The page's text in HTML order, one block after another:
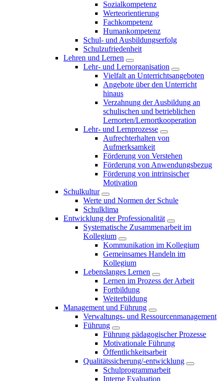
Sozialkompetenz
Werteorientierung
Fachkompetenz
Humankompetenz
Schul- und Ausbildungserfolg
Schulzufriedenheit
Lehren und Lernen
Lehr- und Lernorganisation
Vielfalt an Unterrichtsangeboten
Angebote über den Unterricht
hinaus
Verzahnung der Ausbildung an
schulischen und betrieblichen
Lernorten/Lernortkooperation
Lehr- und Lernprozesse
Aufrechterhalten von
Aufmerksamkeit
Förderung von Verstehen
Förderung von Anwendungsbezug
Förderung von intrinsischer
Motivation
Schulkultur
Werte und Normen der Schule
Schulklima
Entwicklung der Professionalität
Systematische Zusammenarbeit im
Kollegium
Kommunikation im Kollegium
Gemeinsames Handeln im
Kollegium
Lebenslanges Lernen
Lernen im Prozess der Arbeit
Fortbildung
Weiterbildung
Management und Führung
Verwaltungs- und Ressourcenmanagement
Führung
Führung pädagogischer Prozesse
Motivationale Führung
Öffentlichkeitsarbeit
Qualitätssicherung/-entwicklung
Schulprogrammarbeit
Interne Evaluation